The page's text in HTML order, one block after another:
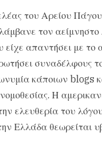
του Αρείου
τον αείμνηστο
είχε απαντήσει με
συναδέλφους
κάποιων blogs
Η
ελευθερία του
Ελλάδα θεωρείται